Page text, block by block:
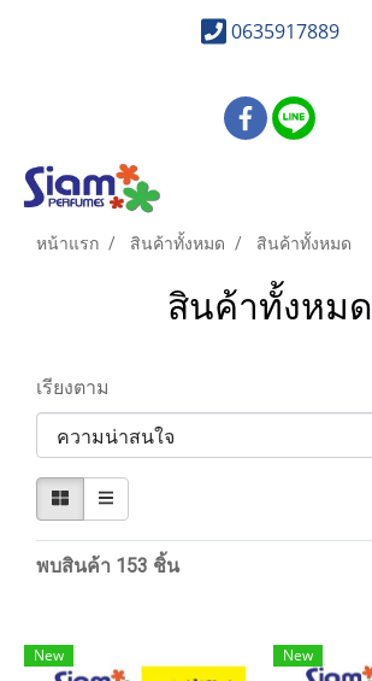
0635917889
หน้าแรก สินค้าทั้งหมด สินค้าทั้งหมด
สินค้าทั้งหมด
เรียงตาม
พบสินค้า 153 ชิ้น
New New